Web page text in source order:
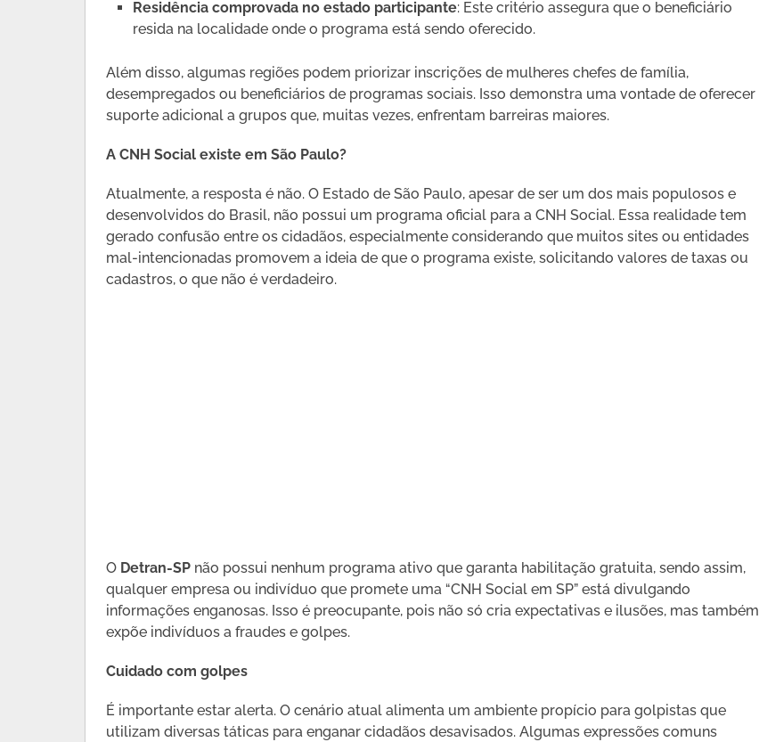
Residência comprovada no estado participante: Este critério assegura que o beneficiário
resida na localidade onde o programa está sendo oferecido.
Além disso, algumas regiões podem priorizar inscrições de mulheres chefes de família,
desempregados ou beneficiários de programas sociais. Isso demonstra uma vontade de oferecer
suporte adicional a grupos que, muitas vezes, enfrentam barreiras maiores.
A CNH Social existe em São Paulo?
Atualmente, a resposta é não. O Estado de São Paulo, apesar de ser um dos mais populosos e
desenvolvidos do Brasil, não possui um programa oficial para a CNH Social. Essa realidade tem
gerado confusão entre os cidadãos, especialmente considerando que muitos sites ou entidades
mal-intencionadas promovem a ideia de que o programa existe, solicitando valores de taxas ou
cadastros, o que não é verdadeiro.
O Detran-SP não possui nenhum programa ativo que garanta habilitação gratuita, sendo assim,
qualquer empresa ou indivíduo que promete uma “CNH Social em SP” está divulgando
informações enganosas. Isso é preocupante, pois não só cria expectativas e ilusões, mas também
expõe indivíduos a fraudes e golpes.
Cuidado com golpes
É importante estar alerta. O cenário atual alimenta um ambiente propício para golpistas que
utilizam diversas táticas para enganar cidadãos desavisados. Algumas expressões comuns